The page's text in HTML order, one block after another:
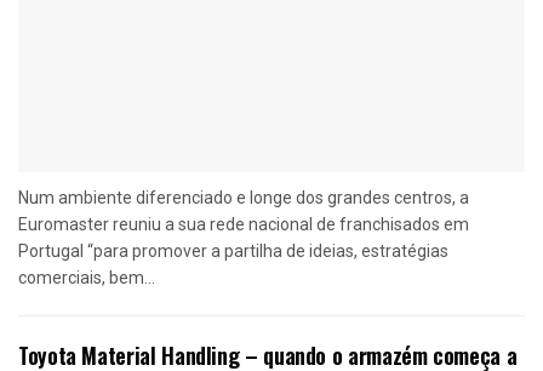
Num ambiente diferenciado e longe dos grandes centros, a
Euromaster reuniu a sua rede nacional de franchisados em
Portugal “para promover a partilha de ideias, estratégias
comerciais, bem...
Toyota Material Handling – quando o armazém começa a